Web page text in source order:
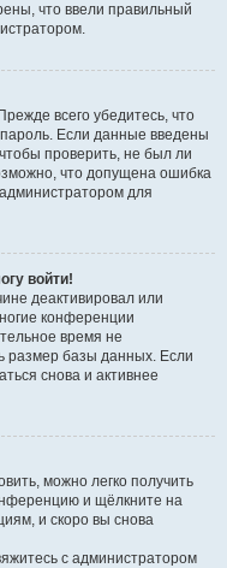
что ввели правильный
всего убедитесь, что
Если данные введены
проверить, не был ли
что допущена ошибка
для
войти!
деактивировал или
конференции
время не
размер базы данных. Если
снова и активнее
можно легко получить
и щёлкните на
и скоро вы снова
с администратором